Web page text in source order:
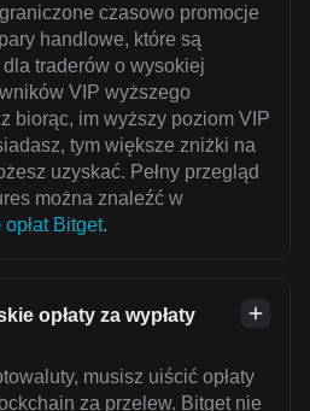
czasowo promocje
handlowe, które są
traderów o wysokiej
VIP wyższego
biorąc, im wyższy poziom VIP
tym większe zniżki na
uzyskać. Pełny przegląd
można znaleźć w
Bitget.
opłaty za wypłaty
musisz uiścić opłaty
za przelew. Bitget nie